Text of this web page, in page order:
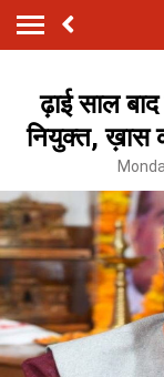
ढ़ाई साल
नियुक्त, ख़ास